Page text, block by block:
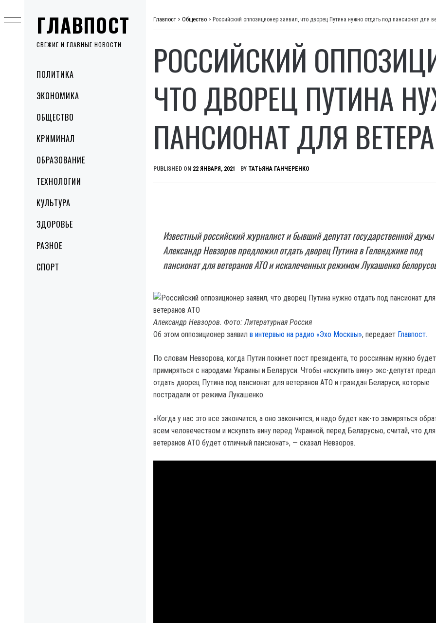
ГЛАВПОСТ
СВЕЖИЕ И ГЛАВНЫЕ НОВОСТИ
MenuПОЛИТИКА
ЭКОНОМИКА
ОБЩЕСТВО
КРИМИНАЛ
ОБРАЗОВАНИЕ
ТЕХНОЛОГИИ
КУЛЬТУРА
ЗДОРОВЬЕ
РАЗНОЕ
СПОРТ
to
content
Главпост > Общество > Российский оппозиционер заявил, что дворец Путина нужно отдать под пансионат для
РОССИЙСКИЙ
ЧТО ДВОРЕЦ ПУТИНА
ПАНСИОНАТ ДЛЯ
PUBLISHED ON 22 ЯНВАРЯ, 2021 BY ТАТЬЯНА ГАНЧЕРЕНКО
Известный российский журналист и бывший депутат государственной
Александр Невзоров предложил отдать дворец Путина в Геленджике под
пансионат для ветеранов АТО и искалеченных режимом Лукашенко
Александр Невзоров. Фото: Литературная Россия
Об этом оппозиционер заявил в интервью на радио «Эхо Москвы», передает Главпост.
По словам Невзорова, когда Путин покинет пост президента, то россиянам нужно будет
примиряться с народами Украины и Беларуси. Чтобы «искупить вину» экс-депутат
отдать дворец Путина под пансионат для ветеранов АТО и граждан Беларуси, которые
пострадали от режима Лукашенко.
«Когда у нас это все закончится, а оно закончится, и надо будет как-то замиряться
всем человечеством и искупать вину перед Украиной, перед Беларусью, считай, что для
ветеранов АТО будет отличный пансионат», — сказал Невзоров.